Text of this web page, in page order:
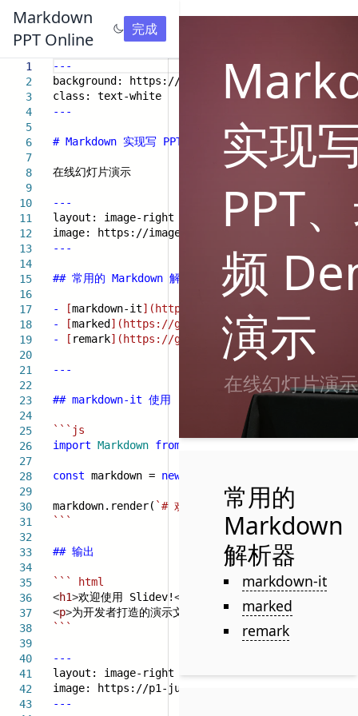
Markdown
PPT Online
完成
1
2
3
4
5
6
7
8
9
10
11
12
13
14
15
16
17
18
19
20
21
22
23
24
25
26
27
28
29
30
31
32
33
34
35
36
37
38
39
40
41
42
43
---
background: https://images.unsplash.com/photo-
class: text-white
---
# Markdown 实现写 PPT、录视频 Demo 演示
在线幻灯片演示
---
layout: image-right
image: https://images.unsplash.com/photo-
---
## 常用的 Markdown 解析器
- [markdown-it](https://github.com/markdown-it/
-
[marked ](https://github.com/markedjs/marked)
-
[ remark](https://github.com/remarkjs/remark)
---
## markdown-it 使用
```js
import Markdown from
const markdown = new
markdown.render( `# 欢迎使用 Slidev! \n 为开发者打
```
## 输出
``` html
<h1>欢迎使用 Slidev!</
<p>为开发者打造的演示文稿工具 </
```
---
layout: image-right
image: https://p1-juejin.byteimg.com/tos-cn-i-
---
实现
PPT
频
演示
在线幻灯片演示
常用的
Markdown
解析器
markdown-it
marked
remark
🎤 麦克风：
📷 摄像头：